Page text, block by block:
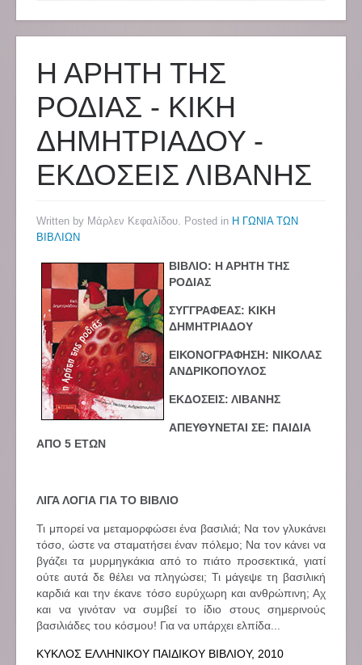
Η ΑΡΗΤΗ ΤΗΣ
ΡΟΔΙΑΣ - ΚΙΚΗ
ΔΗΜΗΤΡΙΑΔΟΥ -
ΕΚΔΟΣΕΙΣ ΛΙΒΑΝΗΣ
Written by Μάρλεν Κεφαλίδου. Posted in Η ΓΩΝΙΑ ΤΩΝ
ΒΙΒΛΙΩΝ
ΒΙΒΛΙΟ: Η ΑΡΗΤΗ ΤΗΣ
ΡΟΔΙΑΣ
ΣΥΓΓΡΑΦΕΑΣ: ΚΙΚΗ
ΔΗΜΗΤΡΙΑΔΟΥ
ΕΙΚΟΝΟΓΡΑΦΗΣΗ: ΝΙΚΟΛΑΣ
ΑΝΔΡΙΚΟΠΟΥΛΟΣ
ΕΚΔΟΣΕΙΣ: ΛΙΒΑΝΗΣ
ΑΠΕΥΘΥΝΕΤΑΙ ΣΕ: ΠΑΙΔΙΑ
ΑΠΟ 5 ΕΤΩΝ
ΛΙΓΑ ΛΟΓΙΑ ΓΙΑ ΤΟ ΒΙΒΛΙΟ
Τι μπορεί να μεταμορφώσει ένα βασιλιά; Να τον γλυκάνει
τόσο, ώστε να σταματήσει έναν πόλεμο; Να τον κάνει να
βγάζει τα μυρμηγκάκια από το πιάτο προσεκτικά, γιατί
ούτε αυτά δε θέλει να πληγώσει; Τι μάγεψε τη βασιλική
καρδιά και την έκανε τόσο ευρύχωρη και ανθρώπινη; Αχ
και να γινόταν να συμβεί το ίδιο στους σημερινούς
βασιλιάδες του κόσμου! Για να υπάρχει ελπίδα...
ΚΥΚΛΟΣ ΕΛΛΗΝΙΚΟΥ ΠΑΙΔΙΚΟΥ ΒΙΒΛΙΟΥ, 2010